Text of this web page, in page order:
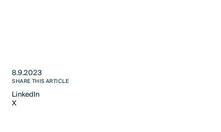
8.9.2023
SHARE THIS ARTICLE
LinkedIn
LinkedIn
X